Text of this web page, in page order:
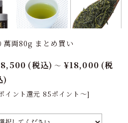
萬両80g まとめ買い
(税込) ～ ¥18,000 (税
)
イント還元 85ポイント～]